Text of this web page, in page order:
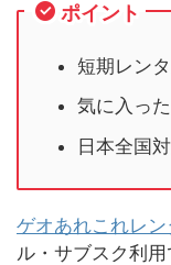
ポイント
短期レン
気に入っ
日本全国
ゲオあれこれレン
ル・サブスク利用